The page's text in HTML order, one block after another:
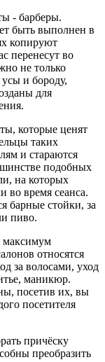
- барберы.
быть выполнен в
копируют
перенесут во
не только
и бороду,
для
которые ценят
таких
и стараются
подобных
на которых
во время сеанса.
барные стойки, за
пиво.
максимум
относятся
за волосами, уход
маникюр.
посетив их, вы
посетителя
причёску
преобразить